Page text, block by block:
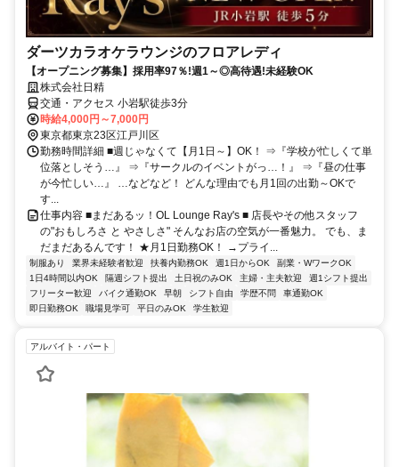
ダーツカラオケラウンジのフロアレディ
【オープニング募集】採用率97％!週1～◎高待遇!未経験OK
株式会社日精
交通・アクセス 小岩駅徒歩3分
時給4,000円～7,000円
東京都東京23区江戸川区
勤務時間詳細 ■週じゃなくて【月1日～】OK！ ⇒『学校が忙しくて単
位落としそう…』 ⇒『サークルのイベントがっ…！』 ⇒『昼の仕事
が今忙しい…』 …などなど！ どんな理由でも月1回の出勤～OKで
す...
仕事内容 ■まだあるッ！OL Lounge Ray's ■ 店長やその他スタッフ
の"おもしろさ と やさしさ" そんなお店の空気が一番魅力。 でも、ま
だまだあるんです！ ★月1日勤務OK！ →プライ...
制服あり 業界未経験者歓迎 扶養内勤務OK 週1日からOK
副業・WワークOK
1日4時間以内OK
隔週シフト提出 土日祝のみOK 主婦・主夫歓迎
週1シフト提出
フリーター歓迎
バイク通勤OK 早朝 シフト自由 学歴不問
車通勤OK
即日勤務OK
職場見学可 平日のみOK 学生歓迎
アルバイト・パート